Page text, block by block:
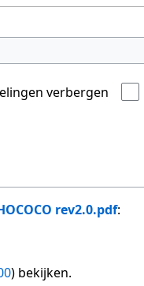
verbergen
rev2.0.pdf:
) bekijken.